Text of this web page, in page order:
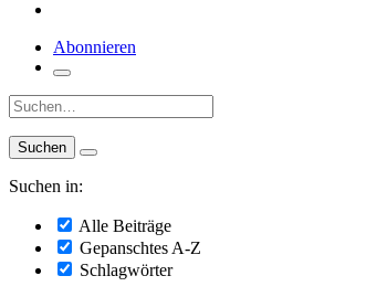
Abonnieren
Suche:
Suchen in:
Alle Beiträge
Gepanschtes A-Z
Schlagwörter